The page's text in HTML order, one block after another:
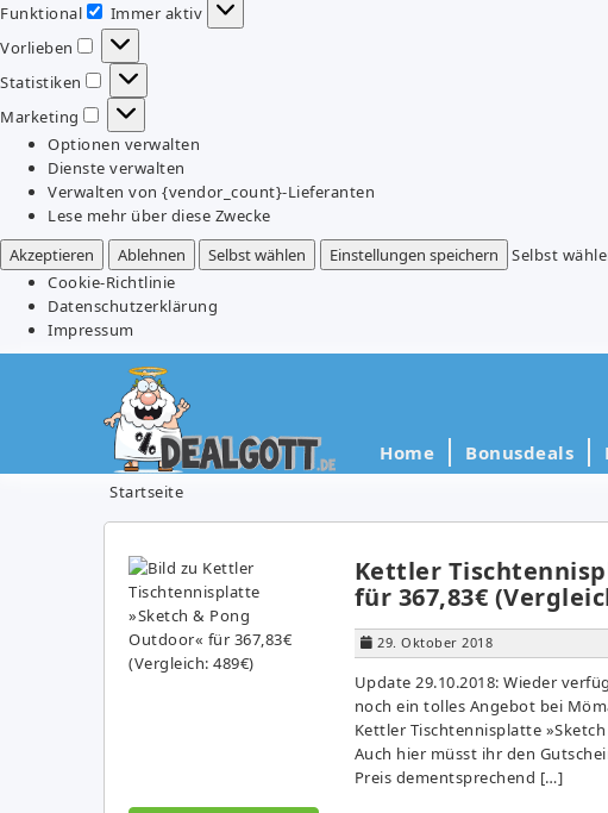
Funktional
Funktional
Immer aktiv
Vorlieben
Vorlieben
Statistiken
Statistiken
Marketing
Marketing
Optionen verwalten
Dienste verwalten
Verwalten von {vendor_count}-Lieferanten
Lese mehr über diese Zwecke
Akzeptieren
Ablehnen Selbst wählen Einstellungen speichern
Selbst
Cookie-Richtlinie
Datenschutzerklärung
Impressum
Home Bonusdeals
Startseite
Kettler
für 367,83€
29. Oktober 2018
Update 29.10.2018: Wieder
noch ein tolles Angebot bei
Kettler Tischtennisplatte
Auch hier müsst ihr den
Preis dementsprechend […]